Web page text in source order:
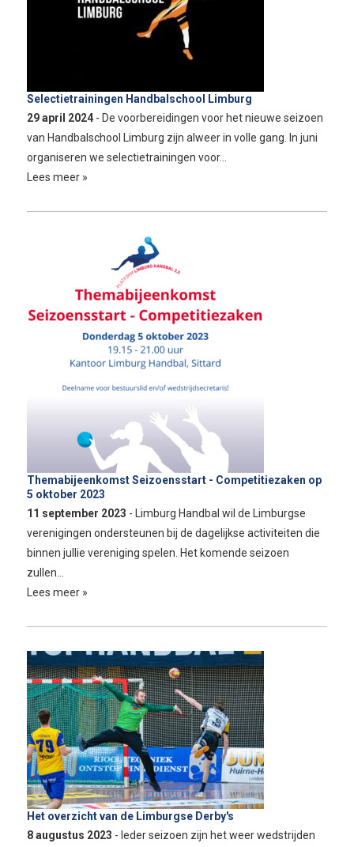
Selectietrainingen Handbalschool Limburg
29 april 2024 - De voorbereidingen voor het nieuwe seizoen
van Handbalschool Limburg zijn alweer in volle gang. In juni
organiseren we selectietrainingen voor…
Lees meer »
Themabijeenkomst Seizoensstart - Competitiezaken op
5 oktober 2023
11 september 2023 - Limburg Handbal wil de Limburgse
verenigingen ondersteunen bij de dagelijkse activiteiten die
binnen jullie vereniging spelen. Het komende seizoen
zullen…
Lees meer »
Het overzicht van de Limburgse Derby's
8 augustus 2023 - Ieder seizoen zijn het weer wedstrijden